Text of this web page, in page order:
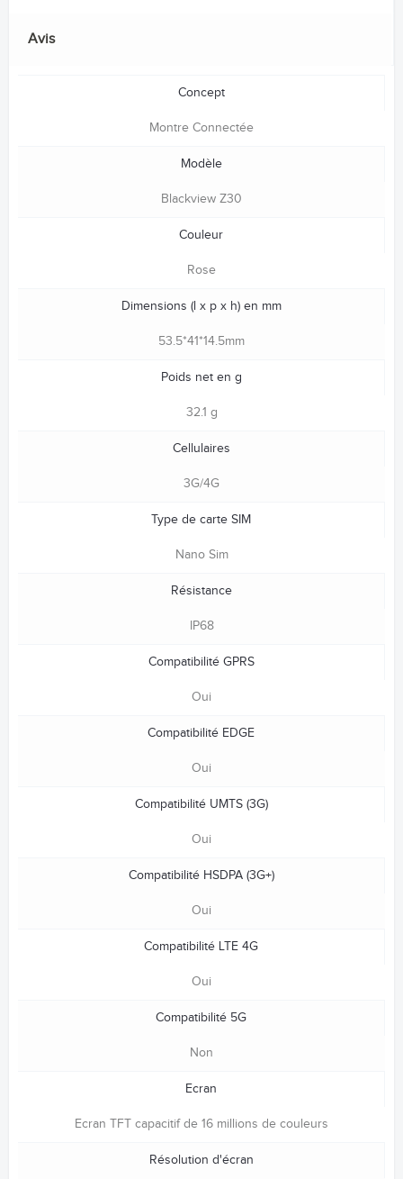
Avis
Concept
Montre Connectée
Modèle
Blackview Z30
Couleur
Rose
Dimensions (l x p x h) en mm
53.5*41*14.5mm
Poids net en g
32.1 g
Cellulaires
3G/4G
Type de carte SIM
Nano Sim
Résistance
IP68
Compatibilité GPRS
Oui
Compatibilité EDGE
Oui
Compatibilité UMTS (3G)
Oui
Compatibilité HSDPA (3G+)
Oui
Compatibilité LTE 4G
Oui
Compatibilité 5G
Non
Ecran
Ecran TFT capacitif de 16 millions de couleurs
Résolution d'écran